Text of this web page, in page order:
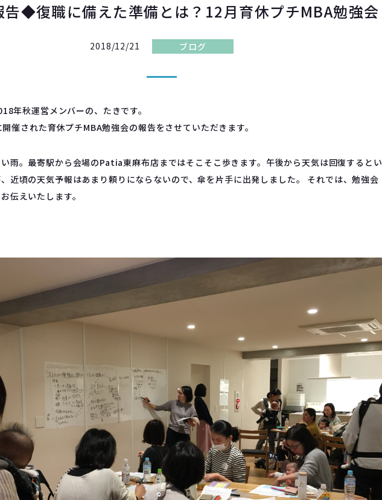
◆復職に備えた準備とは？12月育休プチMBA勉強会
2018/12/21 ブログ
年秋運営メンバーの、たきです。
催された育休プチMBA勉強会の報告をさせていただきます。
雨。最寄駅から会場のPatia東麻布店まではそこそこ歩きます。午後から天気は回復するとい
近頃の天気予報はあまり頼りにならないので、傘を片手に出発しました。 それでは、勉強会
伝えいたします。